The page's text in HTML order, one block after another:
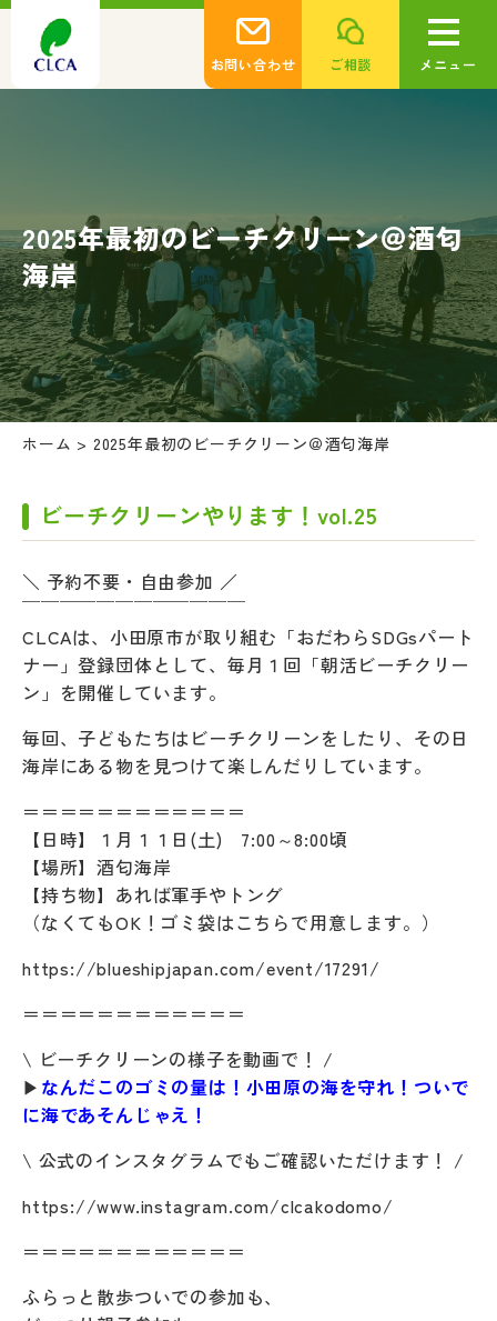
お問い合わせ ご相談 メニュー
2025年最初のビーチクリーン＠酒匂
海岸
ホーム > 2025年最初のビーチクリーン＠酒匂海岸
ビーチクリーンやります！vol.25
＼ 予約不要・自由参加 ／
￣￣￣￣￣￣￣￣￣￣￣￣
CLCAは、小田原市が取り組む「おだわらSDGsパート
ナー」登録団体として、毎月１回「朝活ビーチクリー
ン」を開催しています。
毎回、子どもたちはビーチクリーンをしたり、その日
海岸にある物を見つけて楽しんだりしています。
＝＝＝＝＝＝＝＝＝＝＝＝
【日時】１月１１日(土) 7:00～8:00頃
【場所】酒匂海岸
【持ち物】あれば軍手やトング
（なくてもOK！ゴミ袋はこちらで用意します。）
https://blueshipjapan.com/event/17291/
＝＝＝＝＝＝＝＝＝＝＝＝
\ ビーチクリーンの様子を動画で！ /
▶ なんだこのゴミの量は！小田原の海を守れ！ついで
に海であそんじゃえ！
\ 公式のインスタグラムでもご確認いただけます！ /
https://www.instagram.com/clcakodomo/
＝＝＝＝＝＝＝＝＝＝＝＝
ふらっと散歩ついでの参加も、